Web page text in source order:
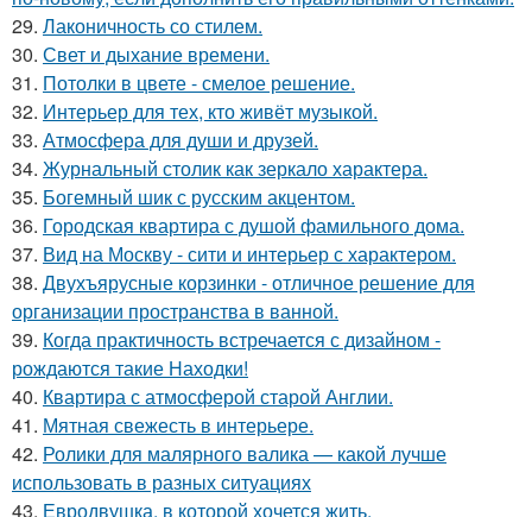
29. Лаконичность со стилем.
30. Свет и дыхание времени.
31. Потолки в цвете - смелое решение.
32. Интерьер для тех, кто живёт музыкой.
33. Атмосфера для души и друзей.
34. Журнальный столик как зеркало характера.
35. Богемный шик с русским акцентом.
36. Городская квартира с душой фамильного дома.
37. Вид на Москву - сити и интерьер с характером.
38. Двухъярусные корзинки - отличное решение для
организации пространства в ванной.
39. Когда практичность встречается с дизайном -
рождаются такие Находки!
40. Квартира с атмосферой старой Англии.
41. Мятная свежесть в интерьере.
42. Ролики для малярного валика — какой лучше
использовать в разных ситуациях
43. Евродвушка, в которой хочется жить.